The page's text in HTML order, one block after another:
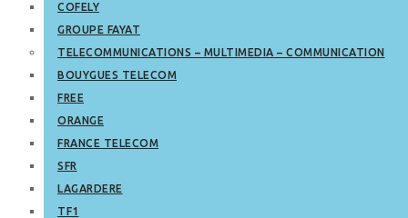
COFELY
GROUPE FAYAT
TELECOMMUNICATIONS – MULTIMEDIA – COMMUNICATION
BOUYGUES TELECOM
FREE
ORANGE
FRANCE TELECOM
SFR
LAGARDERE
TF1